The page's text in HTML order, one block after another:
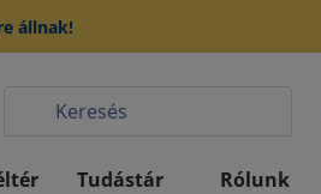
állnak!
Tudástár Rólunk